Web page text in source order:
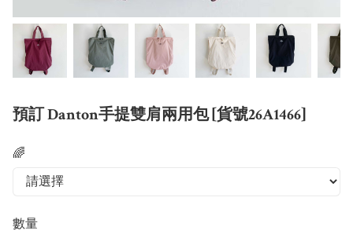
預訂 Danton手提雙肩兩用包 [貨號26A1466]
🌈
數量